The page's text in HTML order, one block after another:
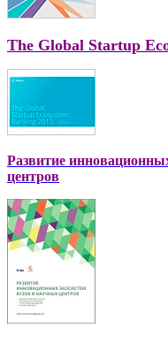
The Global Startup
Развитие
центров